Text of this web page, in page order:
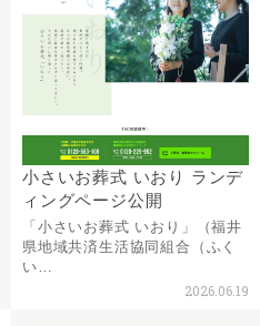
小さいお葬式 いおり ランデ
ィングページ公開
「小さいお葬式 いおり」（福井
県地域共済生活協同組合（ふく
い…
2026.06.19